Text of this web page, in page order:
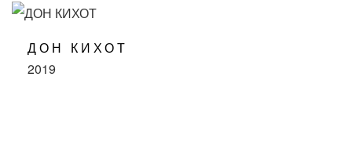
ДОН КИХОТ
2019